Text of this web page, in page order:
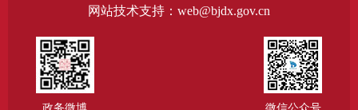
网站技术支持：web@bjdx.gov.cn